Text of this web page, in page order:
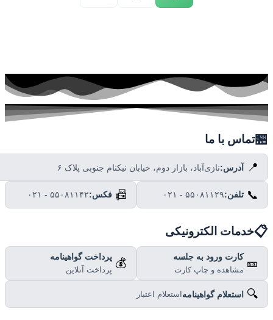
تماس با ما
📍 آدرس:نازی‌آباد، بازار دوم، خیابان نیکنام جنوبی پلاک ۶
📞 تلفن:۰۲۱ - ۵۵۰۸۱۱۲۹ 📠 فکس:۰۲۱ - ۵۵۰۸۱۱۴۲
خدمات الکترونیکی
🎫 کارت ورود به جلسه
مشاهده و چاپ کارت
💰 پرداخت گواهینامه
پرداخت آنلاین
🔍 استعلام گواهینامهاستعلام اعتبار